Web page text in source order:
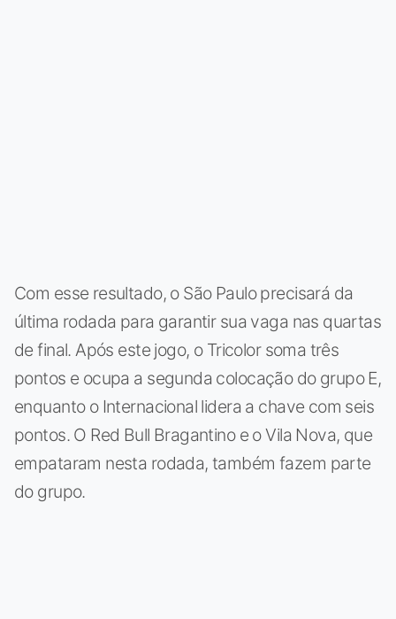
Com esse resultado, o São Paulo precisará da
última rodada para garantir sua vaga nas quartas
de final. Após este jogo, o Tricolor soma três
pontos e ocupa a segunda colocação do grupo E,
enquanto o Internacional lidera a chave com seis
pontos. O Red Bull Bragantino e o Vila Nova, que
empataram nesta rodada, também fazem parte
do grupo.